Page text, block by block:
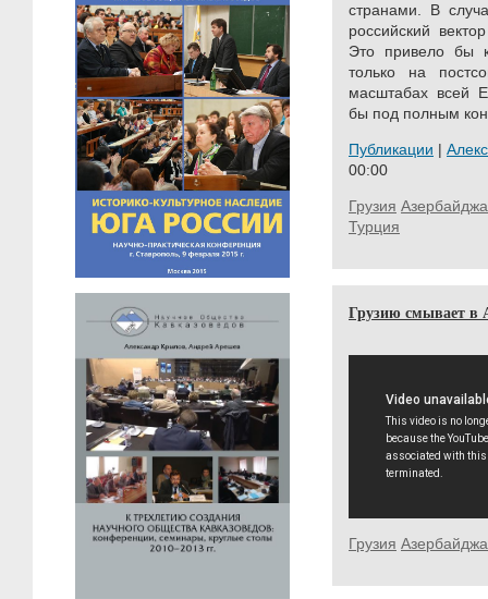
странами. В
российский
Это привело бы
только на
масштабах всей
бы под полным
Публикации |
00:00
Грузия
Турция
Грузию смывает в
Грузия